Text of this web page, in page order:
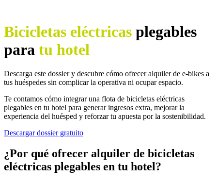
Bicicletas eléctricas plegables
para tu hotel
Descarga este dossier y descubre cómo ofrecer alquiler de e-bikes a
tus huéspedes sin complicar la operativa ni ocupar espacio.
Te contamos cómo integrar una flota de bicicletas eléctricas
plegables en tu hotel para generar ingresos extra, mejorar la
experiencia del huésped y reforzar tu apuesta por la sostenibilidad.
Descargar dossier gratuito
¿Por qué ofrecer alquiler de bicicletas
eléctricas plegables en tu hotel?